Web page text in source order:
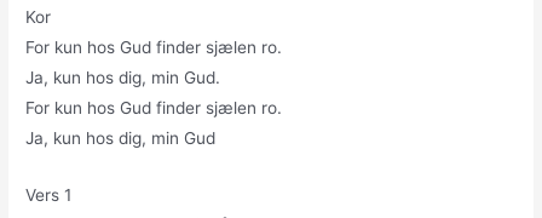
Kor
For kun hos Gud finder sjælen ro.
Ja, kun hos dig, min Gud.
For kun hos Gud finder sjælen ro.
Ja, kun hos dig, min Gud
Vers 1